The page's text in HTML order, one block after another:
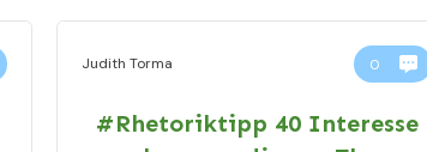
Judith Torma 0
#Rhetoriktipp 40 Interesse